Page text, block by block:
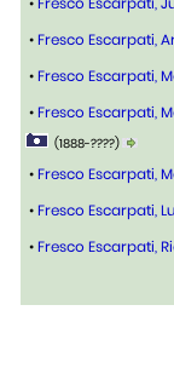
•Fresco Escarpati,
•Fresco Escarpati,
•Fresco Escarpati,
(1888-????)
•Fresco Escarpati,
•Fresco Escarpati,
•Fresco Escarpati,